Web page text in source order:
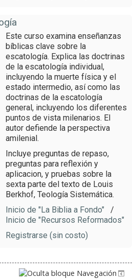
Este curso examina enseñanzas
bíblicas clave sobre la
escatología. Explica las doctrinas
de la escatología individual,
incluyendo la muerte física y el
estado intermedio, así como las
doctrinas de la escatología
general, incluyendo los diferentes
puntos de vista milenarios. El
autor defiende la perspectiva
amilenial.
Incluye preguntas de repaso,
preguntas para reflexión y
aplicacion, y pruebas sobre la
sexta parte del texto de Louis
Berkhof, Teología Sistemática.
Inicio de "La Biblia a Fondo"/
Inicio de "Recursos Reformados"
Registrarse (sin costo)